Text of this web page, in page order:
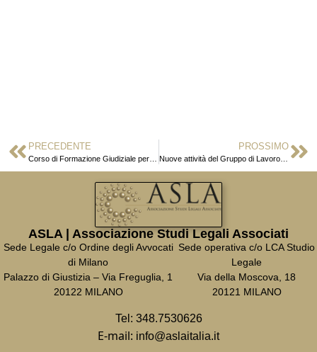
PRECEDENTE PROSSIMO
Nuove attività del Gruppo di Lavoro sul Diritto d’Impresa
ASLA | Associazione Studi Legali Associati
Sede Legale c/o Ordine degli Avvocati
di Milano
Palazzo di Giustizia – Via Freguglia, 1
20122 MILANO
Sede operativa c/o LCA Studio
Legale
Via della Moscova, 18
20121 MILANO
Tel: 348.7530626
E-mail: info@aslaitalia.it